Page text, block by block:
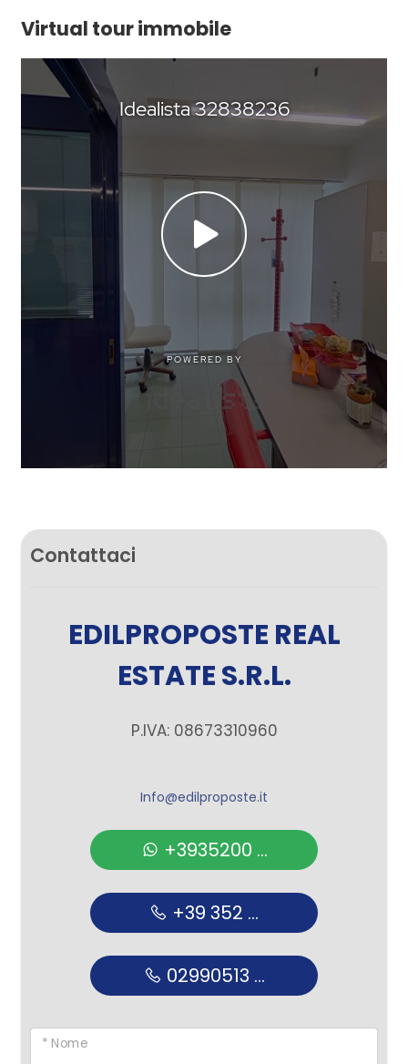
Virtual tour immobile
Contattaci
EDILPROPOSTE REAL
ESTATE S.R.L.
P.IVA: 08673310960
Info@edilproposte.it
+3935200 ...
+39 352 ...
02990513 ...
* Nome